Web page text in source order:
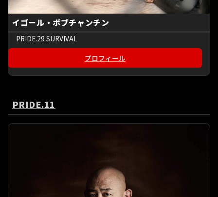
イゴール・ボブチャンチン
PRIDE.29 SURVIVAL
プロフィール
PRIDE.11